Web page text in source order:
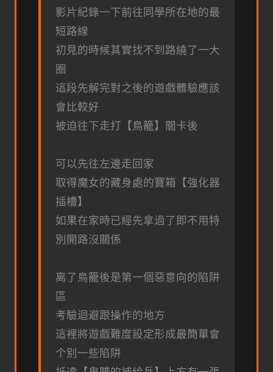
影片紀錄一下前往同學所在地的最
短路線
初見的時候其實找不到路繞了一大
圈
這段先解完對之後的遊戲體驗應該
會比較好
被迫往下走打【鳥籠】關卡後
可以先往左邊走回家
取得魔女的藏身處的寶箱【強化器
插槽】
如果在家時已經先拿過了即不用特
別開路沒關係
离了鳥籠後是第一個惡意向的陷阱
區
考驗迴避跟操作的地方
這裡將遊戲難度設定形成最簡單會
个别一些陷阱